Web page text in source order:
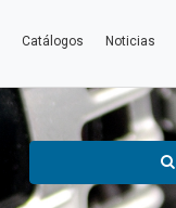
Catálogos Noticias